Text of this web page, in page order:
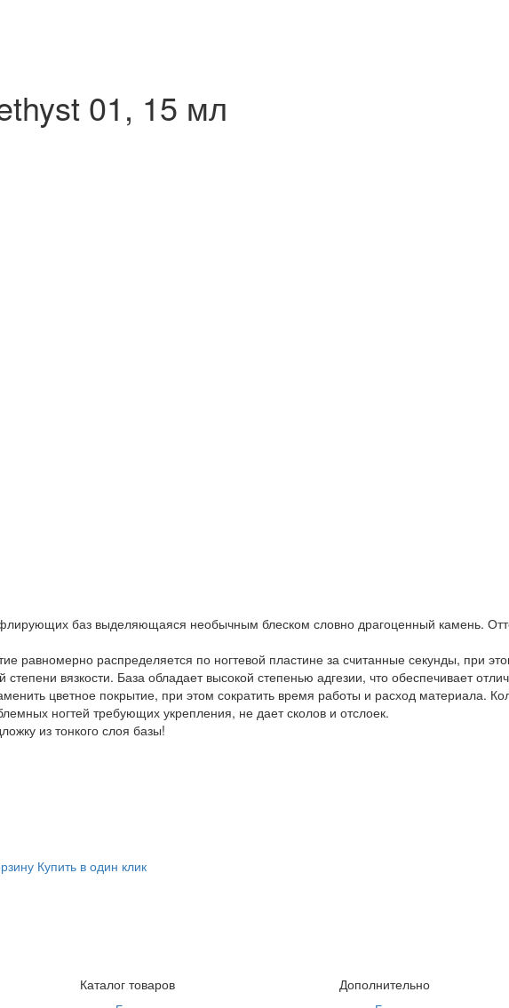
01, 15 мл
баз выделяющаяся необычным блеском словно драгоценный камень.
равномерно распределяется по ногтевой пластине за считанные секунды, при
вязкости. База обладает высокой степенью адгезии, что обеспечивает
цветное покрытие, при этом сократить время работы и расход материала.
ногтей требующих укрепления, не дает сколов и отслоек.
из тонкого слоя базы!
Купить в один клик
Каталог товаров
Дополнительно